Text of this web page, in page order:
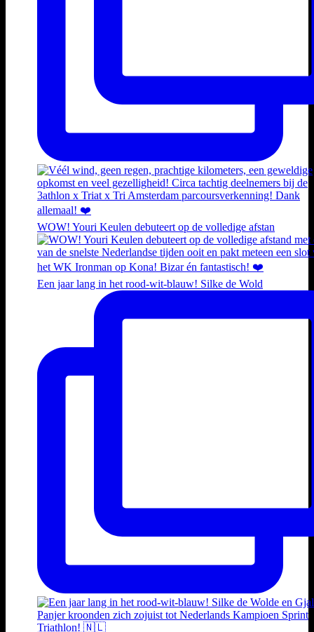
WOW! Youri Keulen debuteert op de volledige afstan
Een jaar lang in het rood-wit-blauw! Silke de Wold